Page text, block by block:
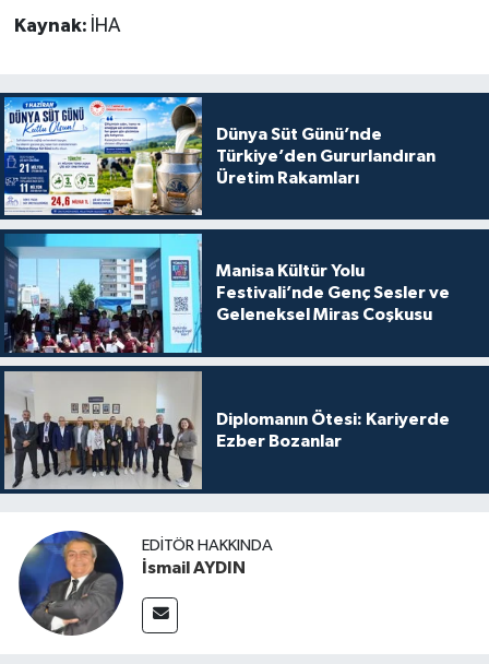
Kaynak: İHA
Dünya Süt Günü’nde
Türkiye’den Gururlandıran
Üretim Rakamları
Manisa Kültür Yolu
Festivali’nde Genç Sesler ve
Geleneksel Miras Coşkusu
Diplomanın Ötesi: Kariyerde
Ezber Bozanlar
EDITÖR HAKKINDA
İsmail AYDIN